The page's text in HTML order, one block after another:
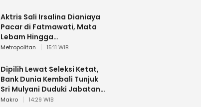
Aktris Sali Irsalina Dianiaya
Pacar di Fatmawati, Mata
Lebam Hingga
Diselamatkan Polantas
Metropolitan 15:11 WIB
Dipilih Lewat Seleksi Ketat,
Bank Dunia Kembali Tunjuk
Sri Mulyani Duduki Jabatan
Strategis
Makro 14:29 WIB